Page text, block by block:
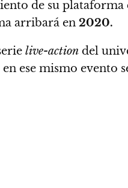
de su plataforma
arribará en 2020.
live-action del
en ese mismo evento